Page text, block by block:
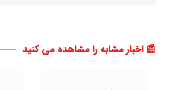
📰 اخبار مشابه را مشاهده می کنید